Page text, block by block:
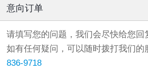
意向订单
请填写您的问题，我们会尽快给您回
如有任何疑问，可以随时拨打我们的
836-9718